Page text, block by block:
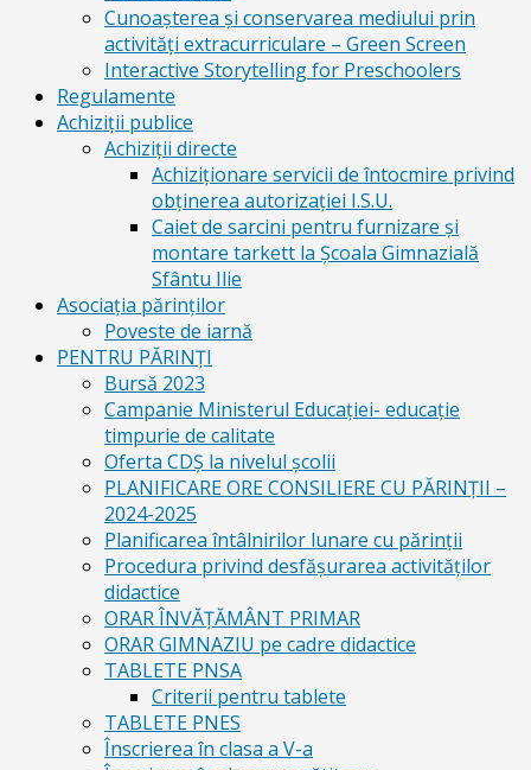
Cunoașterea și conservarea mediului prin
activități extracurriculare – Green Screen
Interactive Storytelling for Preschoolers
Regulamente
Achiziții publice
Achiziții directe
Achiziționare servicii de întocmire privind
obținerea autorizației I.S.U.
Caiet de sarcini pentru furnizare și
montare tarkett la Școala Gimnazială
Sfântu Ilie
Asociația părinților
Poveste de iarnă
PENTRU PĂRINȚI
Bursă 2023
Campanie Ministerul Educației- educație
timpurie de calitate
Oferta CDŞ la nivelul şcolii
PLANIFICARE ORE CONSILIERE CU PĂRINȚII –
2024-2025
Planificarea întâlnirilor lunare cu părinții
Procedura privind desfășurarea activităților
didactice
ORAR ÎNVĂȚĂMÂNT PRIMAR
ORAR GIMNAZIU pe cadre didactice
TABLETE PNSA
Criterii pentru tablete
TABLETE PNES
Înscrierea în clasa a V-a